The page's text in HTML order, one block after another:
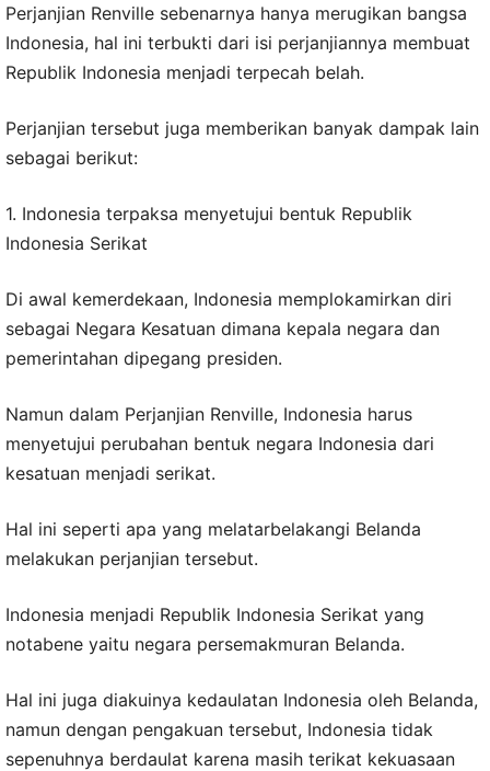
Perjanjian Renville sebenarnya hanya merugikan bangsa
Indonesia, hal ini terbukti dari isi perjanjiannya membuat
Republik Indonesia menjadi terpecah belah.
Perjanjian tersebut juga memberikan banyak dampak lain
sebagai berikut:
1. Indonesia terpaksa menyetujui bentuk Republik
Indonesia Serikat
Di awal kemerdekaan, Indonesia memplokamirkan diri
sebagai Negara Kesatuan dimana kepala negara dan
pemerintahan dipegang presiden.
Namun dalam Perjanjian Renville, Indonesia harus
menyetujui perubahan bentuk negara Indonesia dari
kesatuan menjadi serikat.
Hal ini seperti apa yang melatarbelakangi Belanda
melakukan perjanjian tersebut.
Indonesia menjadi Republik Indonesia Serikat yang
notabene yaitu negara persemakmuran Belanda.
Hal ini juga diakuinya kedaulatan Indonesia oleh Belanda,
namun dengan pengakuan tersebut, Indonesia tidak
sepenuhnya berdaulat karena masih terikat kekuasaan